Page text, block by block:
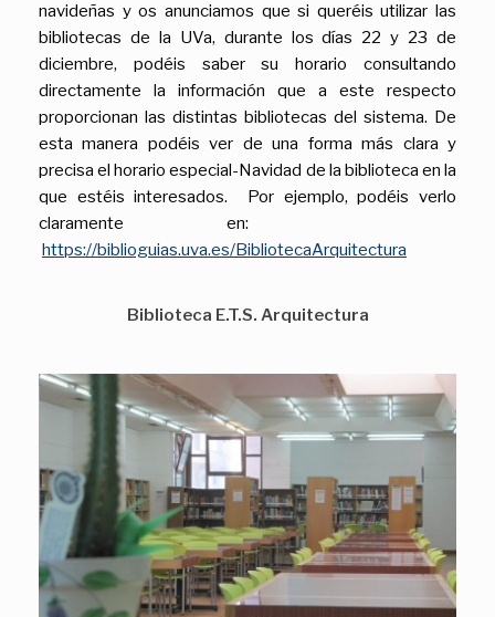
navideñas y os anunciamos que si queréis utilizar las
bibliotecas de la UVa, durante los días 22 y 23 de
diciembre, podéis saber su horario consultando
directamente la información que a este respecto
proporcionan las distintas bibliotecas del sistema. De
esta manera podéis ver de una forma más clara y
precisa el horario especial-Navidad de la biblioteca en la
que estéis interesados. Por ejemplo, podéis verlo
claramente en:
https://biblioguias.uva.es/BibliotecaArquitectura
Biblioteca E.T.S. Arquitectura